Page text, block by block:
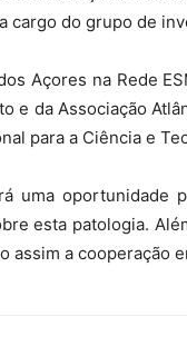
cargo do grupo de
Açores na Rede
e da Associação
para a Ciência e
uma oportunidade
esta patologia.
assim a cooperação